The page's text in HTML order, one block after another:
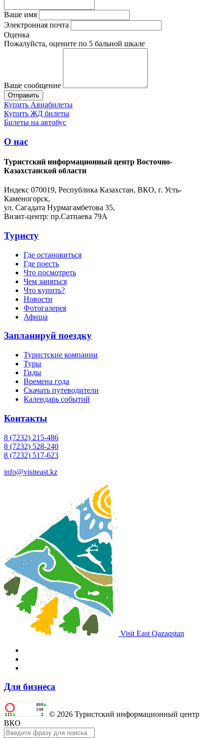
Ваше имя
Электронная почта
Оценка
Пожалуйста, оцените по 5 бальной шкале
Ваше сообщение
Купить Авиабилеты
Купить ЖД билеты
Билеты на автобус
О нас
Туристский информационный центр Восточно-
Казахстанской области
Индекс 070019, Республика Казахстан, ВКО, г. Усть-
Каменогорск,
ул. Сагадата Нурмагамбетова 35,
Визит-центр: пр.Сатпаева 79А
Туристу
Где остановиться
Где поесть
Что посмотреть
Чем заняться
Что купить?
Новости
Фотогалерея
Афиша
Запланируй поездку
Туристские компании
Туры
Гиды
Времена года
Скачать путеводители
Календарь событий
Контакты
8 (7232) 215-486
8 (7232) 528-240
8 (7232) 517-623
info@visiteast.kz
Visit East Qazaqstan
Для бизнеса
© 2026 Туристский информационный центр
ВКО